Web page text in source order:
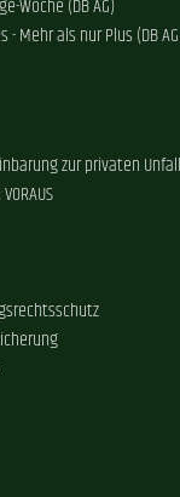
Woche (DB AG)
Mehr als nur Plus (DB
zur privaten